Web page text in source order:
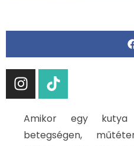
Amikor egy
betegségen,